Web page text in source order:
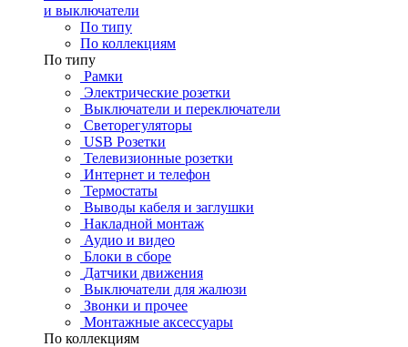
и выключатели
По типу
По коллекциям
По типу
Рамки
Электрические розетки
Выключатели и переключатели
Светорегуляторы
USB Розетки
Телевизионные розетки
Интернет и телефон
Термостаты
Выводы кабеля и заглушки
Накладной монтаж
Аудио и видео
Блоки в сборе
Датчики движения
Выключатели для жалюзи
Звонки и прочее
Монтажные аксессуары
По коллекциям